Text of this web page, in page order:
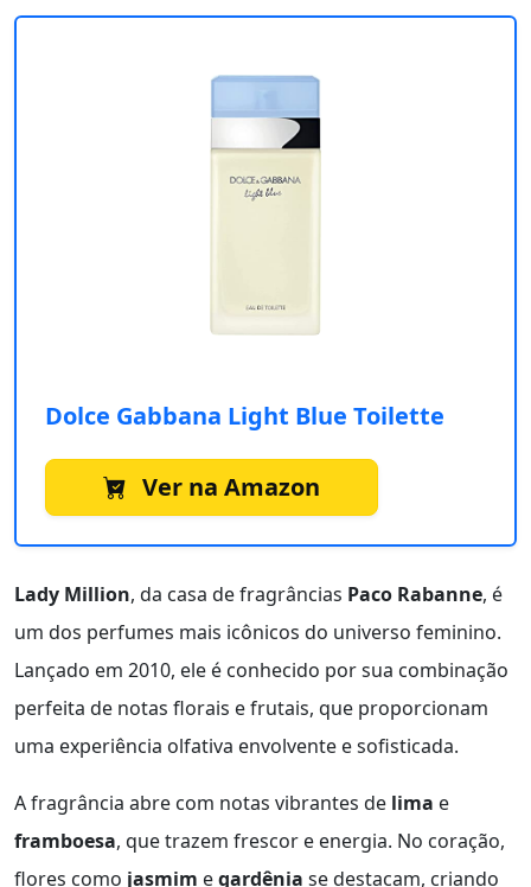
Dolce Gabbana Light Blue Toilette
Ver na Amazon
Lady Million, da casa de fragrâncias Paco Rabanne, é
um dos perfumes mais icônicos do universo feminino.
Lançado em 2010, ele é conhecido por sua combinação
perfeita de notas florais e frutais, que proporcionam
uma experiência olfativa envolvente e sofisticada.
A fragrância abre com notas vibrantes de lima e
framboesa, que trazem frescor e energia. No coração,
flores como jasmim egardênia se destacam, criando